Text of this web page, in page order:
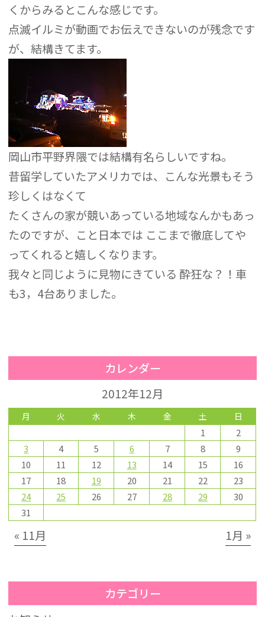
くからみるとこんな感じです。
点滅イルミが動画でお伝えできないのが残念です
が、結構きてます。
岡山市平野界隈では結構有名らしいですね。
昔留学していたアメリカでは、こんな光景もそう
珍しくはなくて
たくさんの家が競いあっている地域なんかもあっ
たのですが、こと日本では ここまで徹底してや
ってくれると嬉しくなります。
我々と同じように見物にきている 酔狂な？！車
も3，4台ありました。
カレンダー
2012年12月
月 火 水 木 金 土 日
1
2
3
4 5 6 7 8
9
10
11 12 13 14 15
16
17
18 19 20 21 22
23
24
25 26 27 28 29
30
31
« 11月 1月 »
カテゴリー